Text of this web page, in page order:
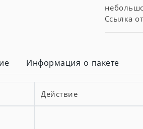
Ссылка
Информация о пакете
Действие